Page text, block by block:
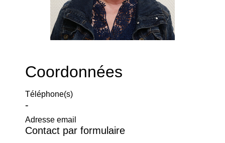
Coordonnées
Téléphone(s)
-
Adresse email
Contact par formulaire